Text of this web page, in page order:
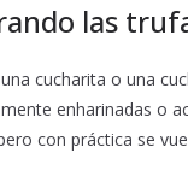
las
cucharita o una
enharinadas o
con práctica se